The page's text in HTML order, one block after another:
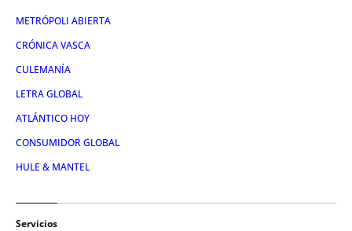
METRÓPOLI ABIERTA
CRÓNICA VASCA
CULEMANÍA
LETRA GLOBAL
ATLÁNTICO HOY
CONSUMIDOR GLOBAL
HULE & MANTEL
Servicios